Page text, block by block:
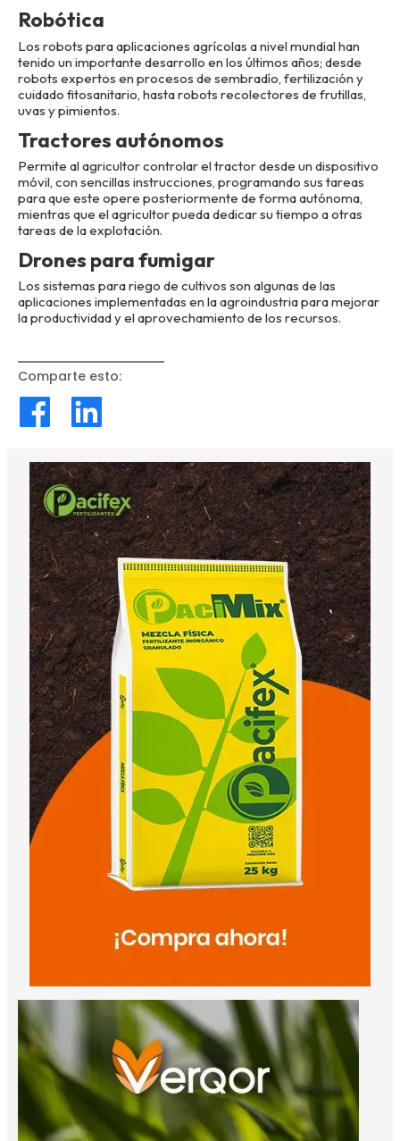
Robótica
Los robots para aplicaciones agrícolas a nivel mundial han
tenido un importante desarrollo en los últimos años; desde
robots expertos en procesos de sembradío, fertilización y
cuidado fitosanitario, hasta robots recolectores de frutillas,
uvas y pimientos.
Tractores autónomos
Permite al agricultor controlar el tractor desde un dispositivo
móvil, con sencillas instrucciones, programando sus tareas
para que este opere posteriormente de forma autónoma,
mientras que el agricultor pueda dedicar su tiempo a otras
tareas de la explotación.
Drones para fumigar
Los sistemas para riego de cultivos son algunas de las
aplicaciones implementadas en la agroindustria para mejorar
la productividad y el aprovechamiento de los recursos.
Comparte esto: